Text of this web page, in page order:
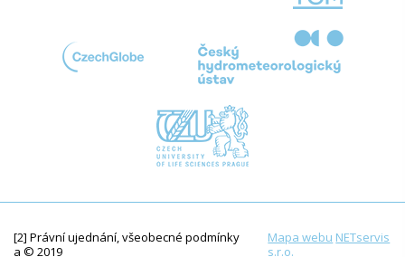
[2] Právní ujednání, všeobecné podmínky
a © 2019
Mapa webu NETservis
s.r.o.